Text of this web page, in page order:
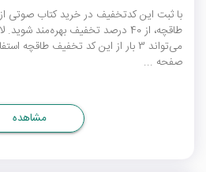
با ثبت اینکدتخفیف در خرید کتاب صوتی از
طاقچه، از 40 درصد تخفیف بهره‌مند
می‌تواند 3 بار از این
کد تخفیف طاقچه
صفحه ...
مشاهده